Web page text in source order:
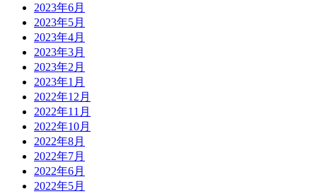
2023年6月
2023年5月
2023年4月
2023年3月
2023年2月
2023年1月
2022年12月
2022年11月
2022年10月
2022年8月
2022年7月
2022年6月
2022年5月